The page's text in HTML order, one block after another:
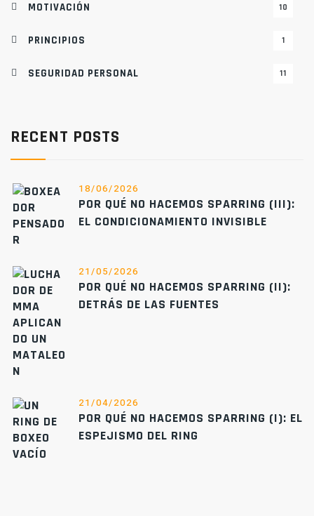
MOTIVACIÓN 10
PRINCIPIOS 1
SEGURIDAD PERSONAL 11
RECENT POSTS
18/06/2026
POR QUÉ NO HACEMOS SPARRING (III):
EL CONDICIONAMIENTO INVISIBLE
21/05/2026
POR QUÉ NO HACEMOS SPARRING (II):
DETRÁS DE LAS FUENTES
21/04/2026
POR QUÉ NO HACEMOS SPARRING (I): EL
ESPEJISMO DEL RING